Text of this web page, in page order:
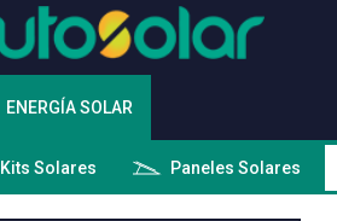
ENERGÍA SOLAR
Kits Solares Paneles Solares